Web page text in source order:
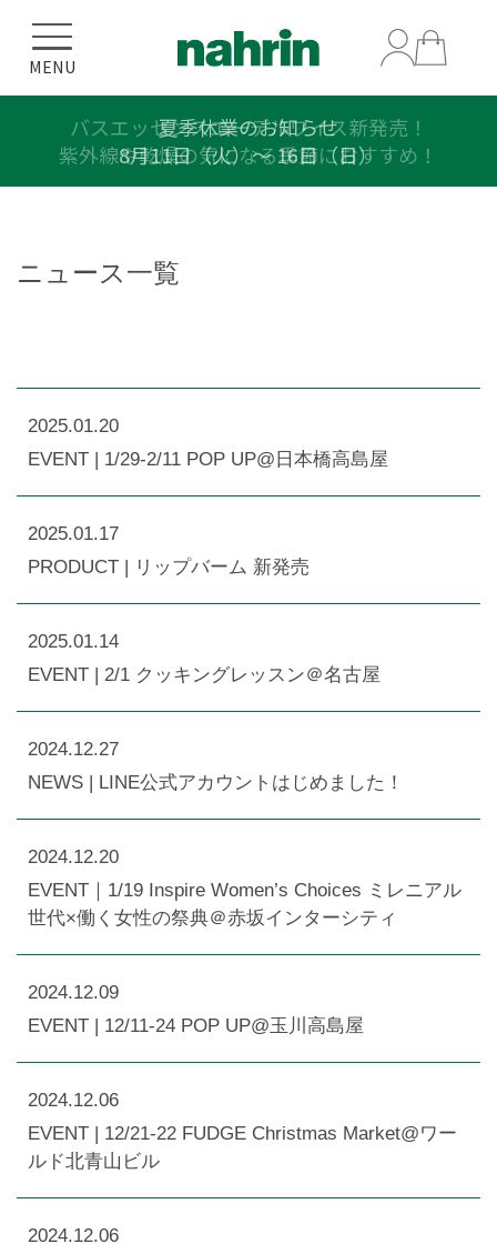
MENU
夏季休業のお知らせ
8月11日（火）〜 16日（日）
バスエッセンスエーデルワイス新発売！
紫外線や乾燥の気になる季節におすすめ！
ニュース一覧
2025.01.20
EVENT | 1/29-2/11 POP UP@日本橋高島屋
2025.01.17
PRODUCT | リップバーム 新発売
2025.01.14
EVENT | 2/1 クッキングレッスン＠名古屋
2024.12.27
NEWS | LINE公式アカウントはじめました！
2024.12.20
EVENT｜1/19 Inspire Women’s Choices ミレニアル
世代×働く女性の祭典＠赤坂インターシティ
2024.12.09
EVENT | 12/11-24 POP UP@玉川高島屋
2024.12.06
EVENT | 12/21-22 FUDGE Christmas Market@ワー
ルド北青山ビル
2024.12.06